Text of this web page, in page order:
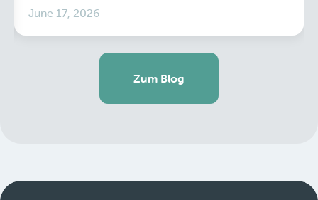
June 17, 2026
Zum Blog